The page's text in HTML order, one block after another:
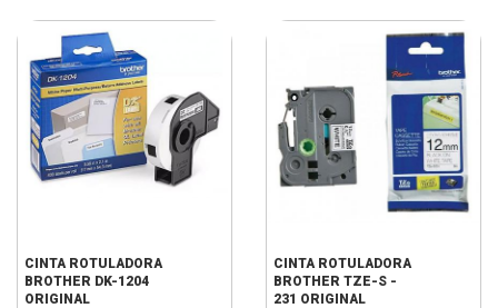
CINTA ROTULADORA
BROTHER DK-1204
ORIGINAL
CINTA ROTULADORA
BROTHER TZE-S -
231 ORIGINAL